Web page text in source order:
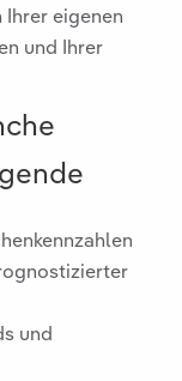
Ihrer eigenen
und Ihrer
und